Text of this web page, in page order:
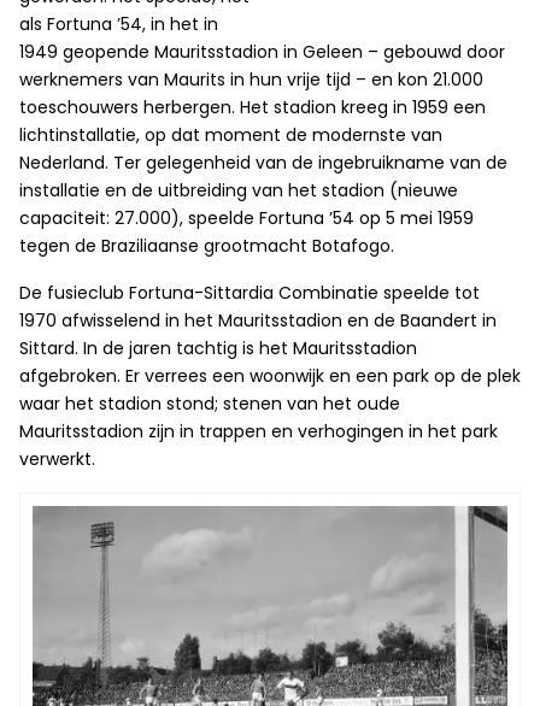
als Fortuna ’54, in het in
1949 geopende Mauritsstadion in Geleen – gebouwd door
werknemers van Maurits in hun vrije tijd – en kon 21.000
toeschouwers herbergen. Het stadion kreeg in 1959 een
lichtinstallatie, op dat moment de modernste van
Nederland. Ter gelegenheid van de ingebruikname van de
installatie en de uitbreiding van het stadion (nieuwe
capaciteit: 27.000), speelde Fortuna ’54 op 5 mei 1959
tegen de Braziliaanse grootmacht Botafogo.
De fusieclub Fortuna-Sittardia Combinatie speelde tot
1970 afwisselend in het Mauritsstadion en de Baandert in
Sittard. In de jaren tachtig is het Mauritsstadion
afgebroken. Er verrees een woonwijk en een park op de plek
waar het stadion stond; stenen van het oude
Mauritsstadion zijn in trappen en verhogingen in het park
verwerkt.